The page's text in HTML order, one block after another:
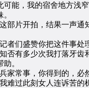
，我的宿舍地方浅窄
开拍，结果一声通知
们盛赞你把这件事处
有多少次我打落牙齿
。
常事，你得到的，必
过此刻女人连诉苦的